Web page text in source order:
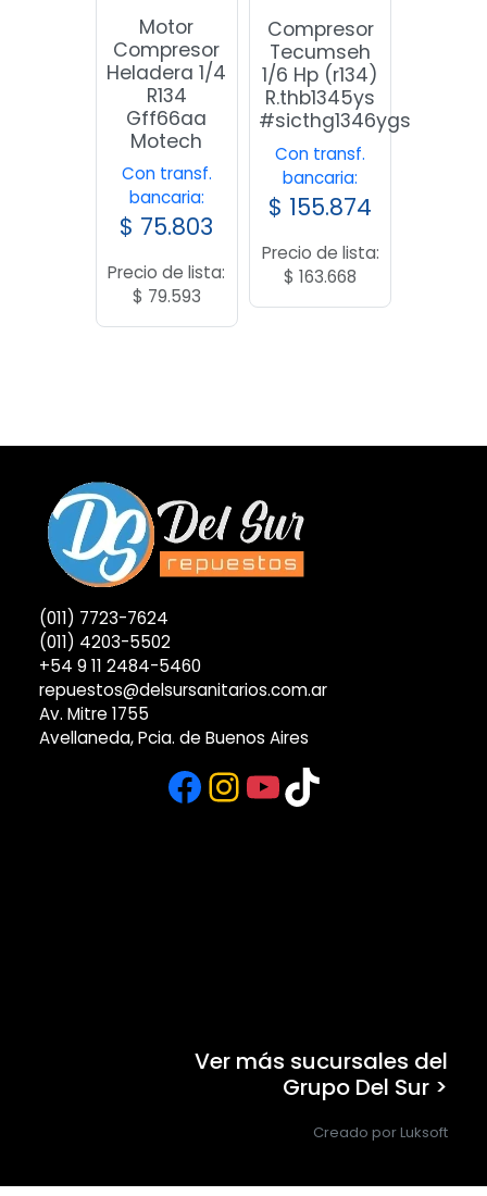
Motor
Compresor
Heladera 1/4
R134
Gff66aa
Motech
Con transf.
bancaria:
$ 75.803
Precio de lista:
$ 79.593
Compresor
Tecumseh
1/6 Hp (r134)
R.thb1345ys
#sicthg1346ygs
Con transf.
bancaria:
$ 155.874
Precio de lista:
$ 163.668
(011) 7723-7624
(011) 4203-5502
+54 9 11 2484-5460
repuestos@delsursanitarios.com.ar
Av. Mitre 1755
Avellaneda, Pcia. de Buenos Aires
Facebook
Instagram
YouTube
TikTok
Ver más sucursales del
Grupo Del Sur >
Creado por Luksoft